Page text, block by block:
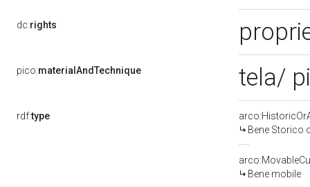
dc:rights
pico:materialAndTechnique tela/
rdf:type
Bene Storico
Bene mobile